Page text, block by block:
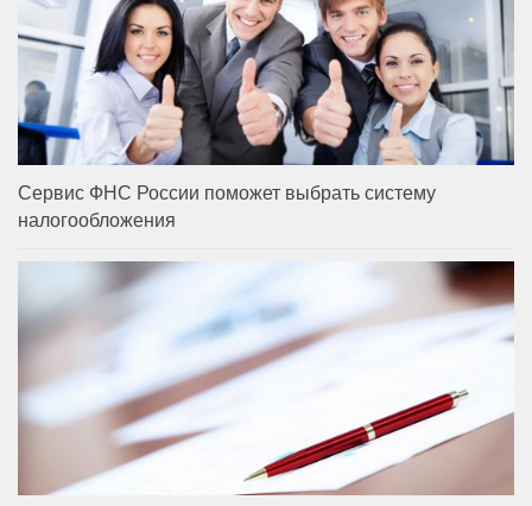
Сервис ФНС России поможет выбрать систему
налогообложения